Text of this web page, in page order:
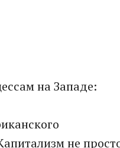
на Западе:
не